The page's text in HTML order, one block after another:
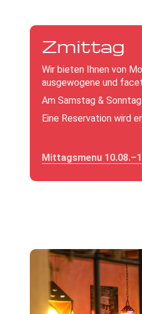
Zmittag
Wir bieten Ihnen von
ausgewogene und
Am Samstag &
Eine Reservation wird
Mittagsmenu